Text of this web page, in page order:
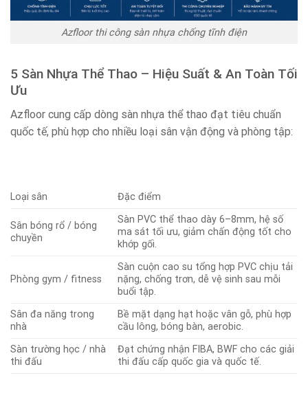
Azfloor thi công sàn nhựa chống tĩnh điện
5 Sàn Nhựa Thể Thao – Hiệu Suất & An Toàn Tối
Ưu
Azfloor cung cấp dòng sàn nhựa thể thao đạt tiêu chuẩn
quốc tế, phù hợp cho nhiều loại sân vận động và phòng tập:
Loại sân Đặc điểm
Sân bóng rổ / bóng
chuyền
Sàn PVC thể thao dày 6–8mm, hệ số
ma sát tối ưu, giảm chấn động tốt cho
khớp gối.
Phòng gym / fitness
Sàn cuộn cao su tổng hợp PVC chịu tải
nặng, chống trơn, dễ vệ sinh sau mỗi
buổi tập.
Sân đa năng trong
nhà
Bề mặt dạng hạt hoặc vân gỗ, phù hợp
cầu lông, bóng bàn, aerobic.
Sàn trường học / nhà
thi đấu
Đạt chứng nhận FIBA, BWF cho các giải
thi đấu cấp quốc gia và quốc tế.